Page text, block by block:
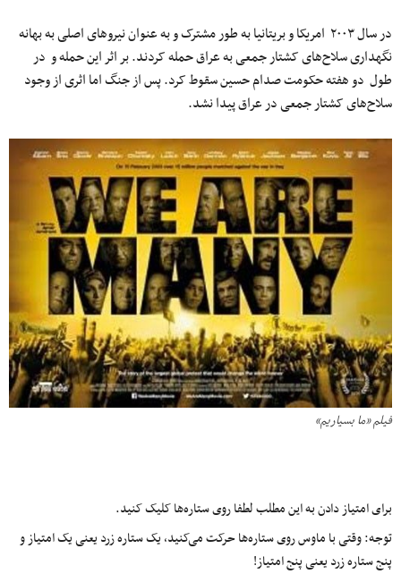
در سال ۲۰۰۳ امریکا و بریتانیا به طور مشترک و به عنوان نیروهای اصلی به بهانه
نگهداری سلاح‌های کشتار جمعی به عراق حمله کردند. بر اثر این حمله و در
طول دو هفته حکومت صدام حسین سقوط کرد. پس از جنگ اما اثری از وجود
سلاح‌های کشتار جمعی در عراق پیدا نشد.
فیلم «ما بسیاریم»
برای امتیاز دادن به این مطلب لطفا روی ستاره‌ها کلیک کنید.
توجه: وقتی با ماوس روی ستاره‌ها حرکت می‌کنید، یک ستاره زرد یعنی یک امتیاز و
پنج ستاره زرد یعنی پنج امتیاز!